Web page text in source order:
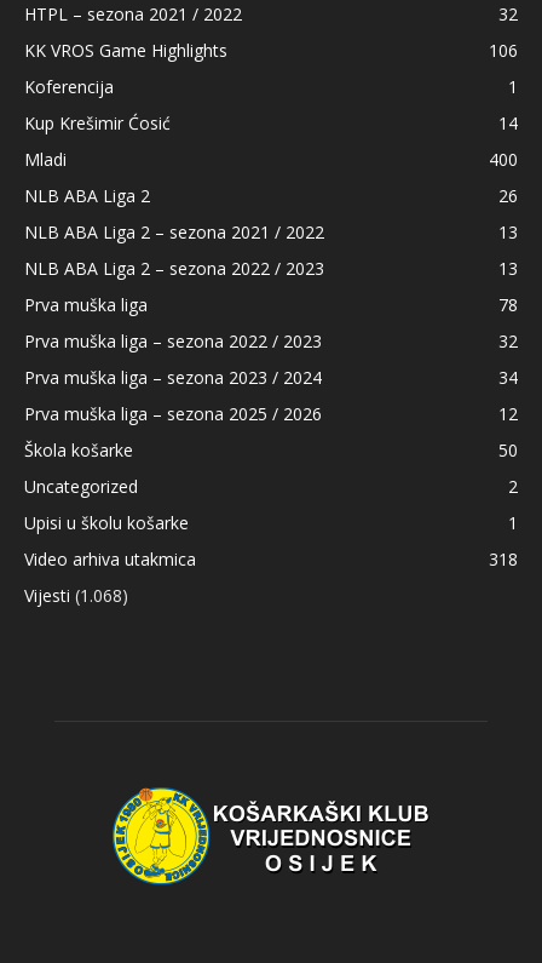
HTPL – sezona 2021 / 2022
32
KK VROS Game Highlights
106
Koferencija
1
Kup Krešimir Ćosić
14
Mladi
400
NLB ABA Liga 2
26
NLB ABA Liga 2 – sezona 2021 / 2022
13
NLB ABA Liga 2 – sezona 2022 / 2023
13
Prva muška liga
78
Prva muška liga – sezona 2022 / 2023
32
Prva muška liga – sezona 2023 / 2024
34
Prva muška liga – sezona 2025 / 2026
12
Škola košarke
50
Uncategorized
2
Upisi u školu košarke
1
Video arhiva utakmica
318
Vijesti (1.068)